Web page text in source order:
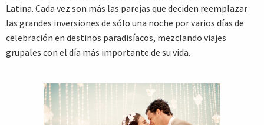
Latina. Cada vez son más las parejas que deciden reemplazar
las grandes inversiones de sólo una noche por varios días de
celebración en destinos paradisíacos, mezclando viajes
grupales con el día más importante de su vida.